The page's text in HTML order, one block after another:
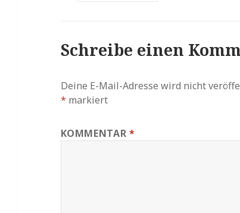
Schreibe einen
Deine E-Mail-Adresse wird nicht
* markiert
KOMMENTAR *